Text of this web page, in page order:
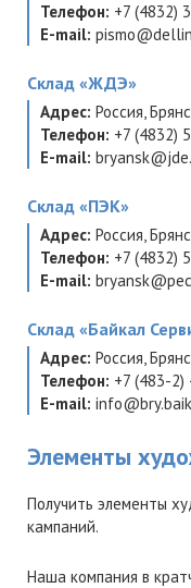
Телефон: +7 (4832)
E-mail:
Склад «ЖДЭ»
Адрес: Россия,
Телефон: +7 (4832)
E-mail:
Склад «ПЭК»
Адрес: Россия,
Телефон: +7 (4832)
E-mail:
Склад «Байкал
Адрес: Россия,
Телефон: +7 (483-
E-mail:
Элементы
Получить элементы
кампаний.
Наша компания в